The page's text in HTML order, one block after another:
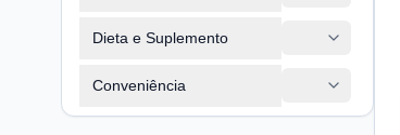
Dieta e Suplemento
Conveniência